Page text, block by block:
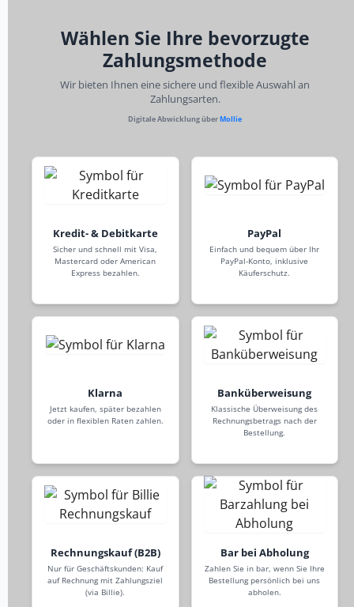
Wählen Sie Ihre bevorzugte
Zahlungsmethode
Wir bieten Ihnen eine sichere und flexible Auswahl an
Zahlungsarten.
Digitale Abwicklung überMollie
Kredit- & Debitkarte
Sicher und schnell mit Visa,
Mastercard oder American
Express bezahlen.
PayPal
Einfach und bequem über Ihr
PayPal-Konto, inklusive
Käuferschutz.
Klarna
Jetzt kaufen, später bezahlen
oder in flexiblen Raten zahlen.
Banküberweisung
Klassische Überweisung des
Rechnungsbetrags nach der
Bestellung.
Rechnungskauf (B2B)
Nur für Geschäftskunden: Kauf
auf Rechnung mit Zahlungsziel
(via Billie).
Bar bei Abholung
Zahlen Sie in bar, wenn Sie Ihre
Bestellung persönlich bei uns
abholen.